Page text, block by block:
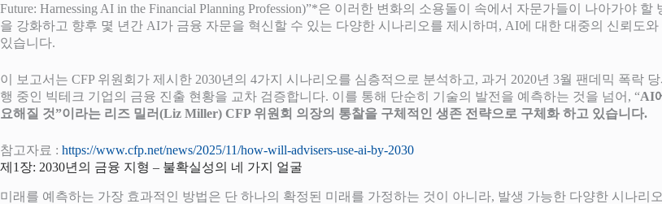
Future: Harnessing AI in the Financial Planning Profession)”*은 이러한 변화의 소용돌이 속에서 자문가들이 나아가야
을 강화하고 향후 몇 년간 AI가 금융 자문을 혁신할 수 있는 다양한 시나리오를 제시하며, AI에 대한 대중의 신뢰도
있습니다.
이 보고서는 CFP 위원회가 제시한 2030년의 4가지 시나리오를 심층적으로 분석하고, 과거 2020년 3월 팬데믹 폭락 당
행 중인 빅테크 기업의 금융 진출 현황을 교차 검증합니다. 이를 통해 단순히 기술의 발전을 예측하는 것을 넘어, “AI
요해질 것”이라는 리즈 밀러(Liz Miller) CFP 위원회 의장의 통찰을 구체적인 생존 전략으로 구체화 하고 있습니다.
참고자료 : https://www.cfp.net/news/2025/11/how-will-advisers-use-ai-by-2030
제1장: 2030년의 금융 지형 – 불확실성의 네 가지 얼굴
미래를 예측하는 가장 효과적인 방법은 단 하나의 확정된 미래를 가정하는 것이 아니라, 발생 가능한 다양한 시나리